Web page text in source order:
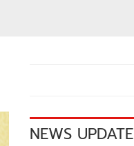
NEWS UPDATE